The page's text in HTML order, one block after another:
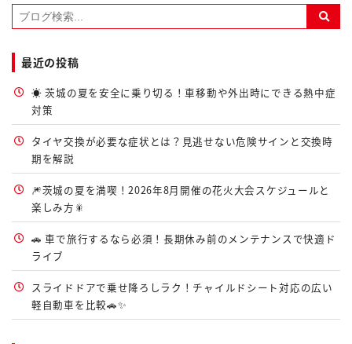
最近の投稿
☀️ 茨城の夏を安全に乗り切る！車移動や外出時にできる熱中症
対策
タイヤ交換が必要な症状とは？見逃せない危険サインと交換時
期を解説
🎆茨城の夏を満喫！2026年8月開催の花火大会スケジュールと
楽しみ方🎇
🚗 車で旅行するなら必須！長期休み前のメンテナンスで快適ド
ライブ
スライドドアで乗せ降ろしラク！チャイルドシート対応の広い
軽自動車を比較🚗✨